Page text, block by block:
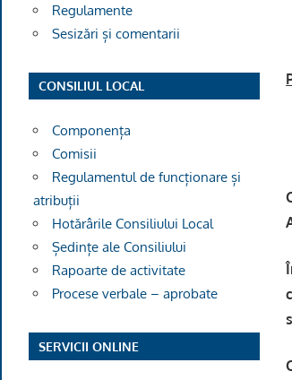
Regulamente
Sesizări și comentarii
CONSILIUL LOCAL
Componența
Comisii
Regulamentul de funcționare și
atribuții
Hotărârile Consiliului Local
Ședințe ale Consiliului
Rapoarte de activitate
Procese verbale – aprobate
SERVICII ONLINE